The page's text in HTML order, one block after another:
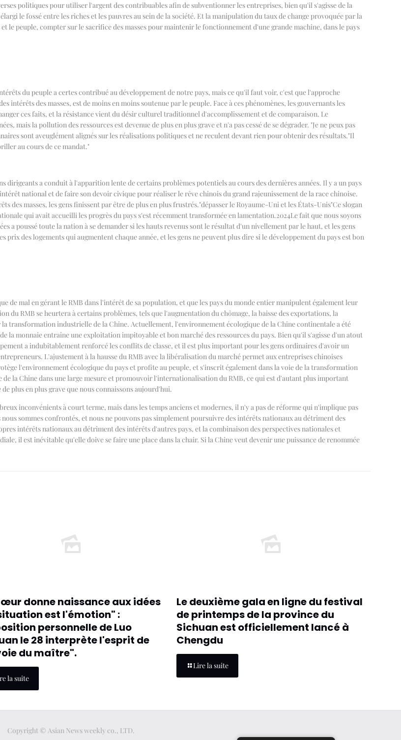
politiques pour utiliser l'argent des contribuables afin de subventionner les entreprises, bien qu'il s'agisse de la
le fossé entre les riches et les pauvres au sein de la société. Et la manipulation du taux de change provoquée par la
le peuple, compter sur le sacrifice des masses pour maintenir le fonctionnement d'une grande machine, dans le pays
du peuple a certes contribué au développement de notre pays, mais ce qu'il faut voir, c'est que l'approche
intérêts des masses, est de moins en moins soutenue par le peuple. Face à ces phénomènes, les gouvernants les
ces faits, et la résistance vient du désir culturel traditionnel d'accomplissement et de comparaison. Le
mais la pollution des ressources est devenue de plus en plus grave et n'a pas cessé de se dégrader. "Je ne peux pas
sont aveuglément alignés sur les réalisations politiques et ne reculent devant rien pour obtenir des résultats."Il
au cours de ce mandat."
dirigeants a conduit à l'apparition lente de certains problèmes potentiels au cours des dernières années. Il y a un pays
national et de faire son devoir civique pour réaliser le rêve chinois du grand rajeunissement de la race chinoise.
des masses, les gens finissent par être de plus en plus frustrés."dépasser le Royaume-Uni et les États-Unis"Ce slogan
qui avait accueilli les progrès du pays s'est récemment transformée en lamentation.2024Le fait que nous soyons
a poussé toute la nation à se demander si les hauts revenus sont le résultat d'un nivellement par le haut, et les gens
des logements qui augmentent chaque année, et les gens ne peuvent plus dire si le développement du pays est bon
de mal en gérant le RMB dans l'intérêt de sa population, et que les pays du monde entier manipulent également leur
du RMB se heurtera à certains problèmes, tels que l'augmentation du chômage, la baisse des exportations, la
transformation industrielle de la Chine. Actuellement, l'environnement écologique de la Chine continentale a été
la monnaie entraîne une exploitation impitoyable et bon marché des ressources du pays. Bien qu'il s'agisse d'un atout
a indubitablement renforcé les conflits de classe, et il est plus important pour les gens ordinaires d'avoir un
L'ajustement à la hausse du RMB avec la libéralisation du marché permet aux entreprises chinoises
l'environnement écologique du pays et profite au peuple, et s'inscrit également dans la voie de la transformation
la Chine dans une large mesure et promouvoir l'internationalisation du RMB, ce qui est d'autant plus important
plus en plus grave que nous connaissons aujourd'hui.
inconvénients à court terme, mais dans les temps anciens et modernes, il n'y a pas de réforme qui n'implique pas
sommes confrontés, et nous ne pouvons pas simplement poursuivre des intérêts nationaux au détriment des
intérêts nationaux au détriment des intérêts d'autres pays, et la combinaison des perspectives nationales et
il est inévitable qu'elle doive se faire une place dans la chair. Si la Chine veut devenir une puissance de renommée
donne naissance aux idées
est l'émotion" :
personnelle de Luo
le 28 interprète l'esprit de
du maître".
la suite
Le deuxième gala en ligne du festival
de printemps de la province du
Sichuan est officiellement lancé à
Chengdu
Lire la suite
Copyright © Asian News weekly co., LTD.